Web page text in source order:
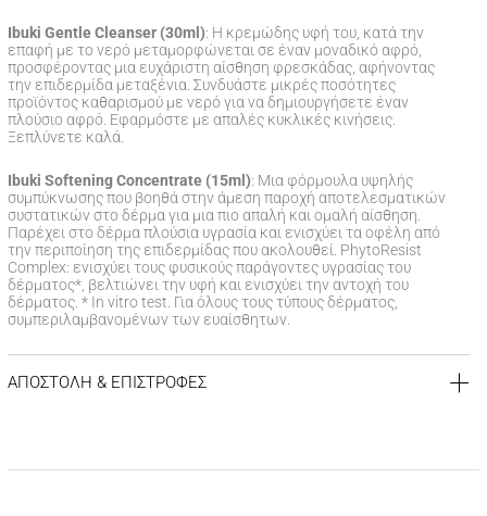
Ibuki Gentle Cleanser (30ml): Η κρεμώδης υφή του, κατά την
επαφή με το νερό μεταμορφώνεται σε έναν μοναδικό αφρό,
προσφέροντας μια ευχάριστη αίσθηση φρεσκάδας, αφήνοντας
την επιδερμίδα μεταξένια. Συνδυάστε μικρές ποσότητες
προϊόντος καθαρισμού με νερό για να δημιουργήσετε έναν
πλούσιο αφρό. Εφαρμόστε με απαλές κυκλικές κινήσεις.
Ξεπλύνετε καλά.
Ibuki Softening Concentrate (15ml): Μια φόρμουλα υψηλής
συμπύκνωσης που βοηθά στην άμεση παροχή αποτελεσματικών
συστατικών στο δέρμα για μια πιο απαλή και ομαλή αίσθηση.
Παρέχει στο δέρμα πλούσια υγρασία και ενισχύει τα οφέλη από
την περιποίηση της επιδερμίδας που ακολουθεί. PhytoResist
Complex: ενισχύει τους φυσικούς παράγοντες υγρασίας του
δέρματος*, βελτιώνει την υφή και ενισχύει την αντοχή του
δέρματος. * In vitro test. Για όλους τους τύπους δέρματος,
συμπεριλαμβανομένων των ευαίσθητων.
ΑΠΟΣΤΟΛΗ & ΕΠΙΣΤΡΟΦΕΣ
Έξοδα αποστολής3,99 €για αγορές κάτω των 39€